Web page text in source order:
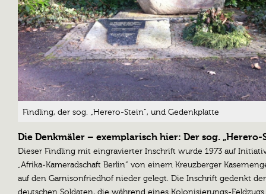
Findling, der sog. „Herero-Stein“, und Gedenkplatte
Die Denkmäler – exemplarisch hier: Der sog. „Herero-
Dieser Findling mit eingravierter Inschrift wurde 1973 auf
„Afrika-Kameradschaft Berlin“ von einem Kreuzberger
auf den Garnisonfriedhof nieder gelegt. Die Inschrift gedenkt der
deutschen Soldaten, die während eines Kolonisierungs-